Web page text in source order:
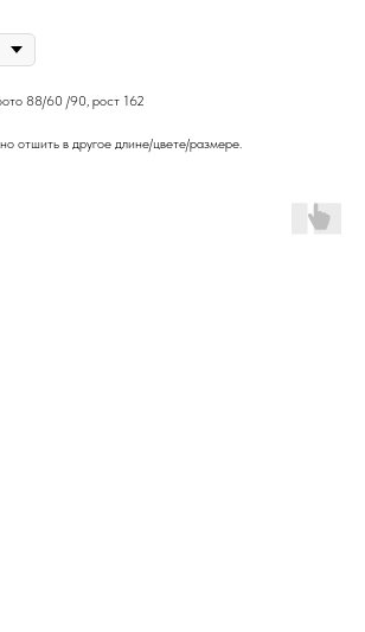
88/60 /90, рост 162
отшить в другое длине/цвете/размере.